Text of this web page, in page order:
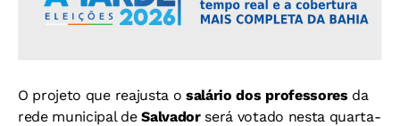
O projeto que reajusta o salário dos professores da
rede municipal deSalvadorserá votado nesta quarta-